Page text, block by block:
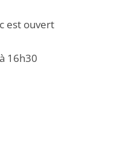
est ouvert
16h30